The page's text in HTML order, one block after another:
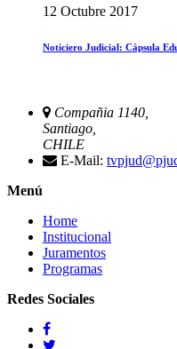
12 Octubre 2017
Noticiero Judicial: Cápsula
Compañia 1140,
Santiago,
CHILE
E-Mail:
Menú
Home
Institucional
Juramentos
Programas
Redes Sociales